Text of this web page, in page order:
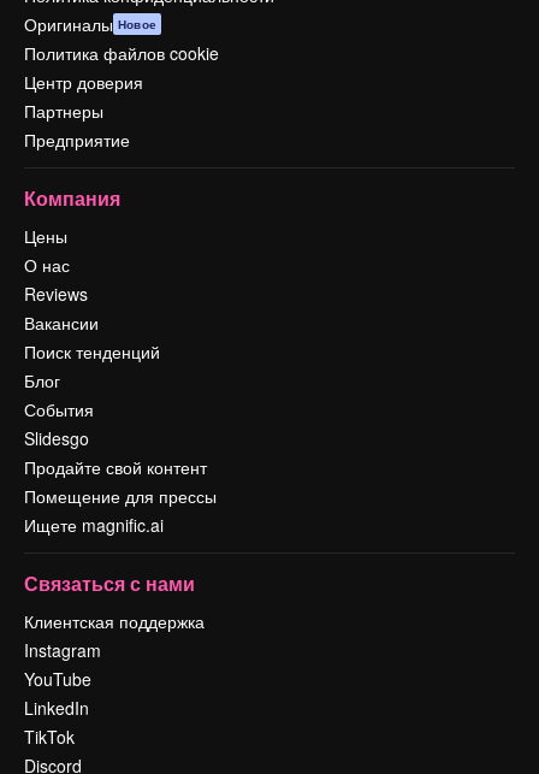
Оригиналы Новое
Политика файлов cookie
Центр доверия
Партнеры
Предприятие
Компания
Цены
О нас
Reviews
Вакансии
Поиск тенденций
Блог
События
Slidesgo
Продайте свой контент
Помещение для прессы
Ищете magnific.ai
Связаться с нами
Клиентская поддержка
Instagram
YouTube
LinkedIn
TikTok
Discord